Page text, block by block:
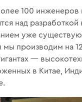
100 инженеров
над разработкой
уже
мы производим на
—
в Китае,